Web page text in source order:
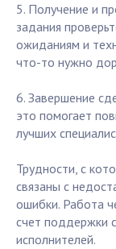
5. Получение и
задания
ожиданиям и
что-то нужно
6. Завершение
это помогает
лучших
Трудности, с
связаны с
ошибки. Работа
счет поддержки
исполнителей.